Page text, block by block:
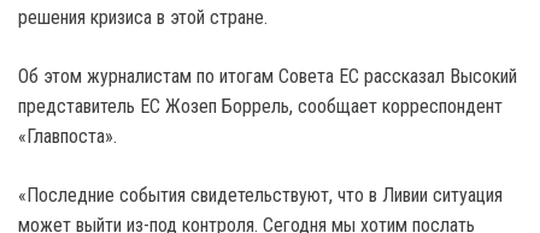
решения кризиса в этой стране.
Об этом журналистам по итогам Совета ЕС рассказал Высокий
представитель ЕС Жозеп Боррель, сообщает корреспондент
«Главпоста».
«Последние события свидетельствуют, что в Ливии ситуация
может выйти из-под контроля. Сегодня мы хотим послать